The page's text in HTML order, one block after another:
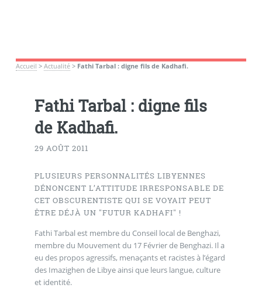
Accueil > Actualité> Fathi Tarbal : digne fils de Kadhafi.
Fathi Tarbal : digne fils
de Kadhafi.
29 AOÛT 2011
PLUSIEURS PERSONNALITÉS LIBYENNES
DÉNONCENT L’ATTITUDE IRRESPONSABLE DE
CET OBSCURENTISTE QUI SE VOYAIT PEUT
ÊTRE DÉJÀ UN "FUTUR KADHAFI" !
Fathi Tarbal est membre du Conseil local de Benghazi,
membre du Mouvement du 17 Février de Benghazi. Il a
eu des propos agressifs, menaçants et racistes à l’égard
des Imazighen de Libye ainsi que leurs langue, culture
et identité.